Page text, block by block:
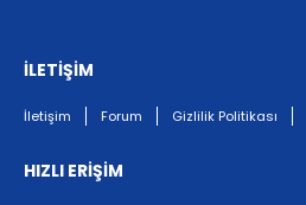
İLETİŞİM
İletişim Forum Gizlilik Politikası
HIZLI ERİŞİM